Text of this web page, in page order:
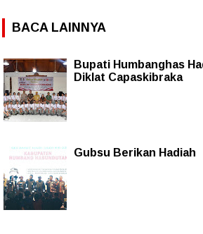
BACA LAINNYA
Bupati Humbanghas
Diklat Capaskibraka
Gubsu Berikan Hadiah